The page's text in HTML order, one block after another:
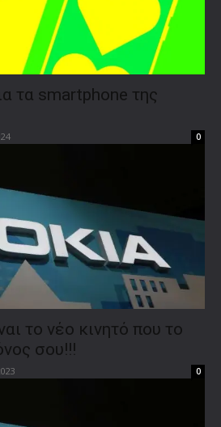
τα smartphone της
0
το νέο κινητό που το
σου!!!
0